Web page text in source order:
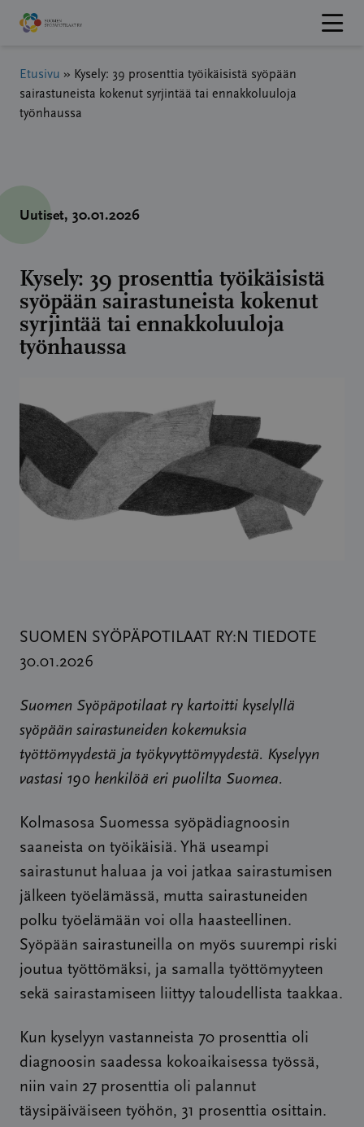
Hyppää
sisältöön
Etusivu » Kysely: 39 prosenttia työikäisistä syöpään
sairastuneista kokenut syrjintää tai ennakkoluuloja
työnhaussa
Uutiset, 30.01.2026
Kysely: 39 prosenttia työikäisistä
syöpään sairastuneista kokenut
syrjintää tai ennakkoluuloja
työnhaussa
SUOMEN SYÖPÄPOTILAAT RY:N TIEDOTE
30.01.2026
Suomen Syöpäpotilaat ry kartoitti kyselyllä
syöpään sairastuneiden kokemuksia
työttömyydestä ja työkyvyttömyydestä. Kyselyyn
vastasi 190 henkilöä eri puolilta Suomea.
Kolmasosa Suomessa syöpädiagnoosin
saaneista on työikäisiä. Yhä useampi
sairastunut haluaa ja voi jatkaa sairastumisen
jälkeen työelämässä, mutta sairastuneiden
polku työelämään voi olla haasteellinen.
Syöpään sairastuneilla on myös suurempi riski
joutua työttömäksi, ja samalla työttömyyteen
sekä sairastamiseen liittyy taloudellista taakkaa.
Kun kyselyyn vastanneista 70 prosenttia oli
diagnoosin saadessa kokoaikaisessa työssä,
niin vain 27 prosenttia oli palannut
täysipäiväiseen työhön, 31 prosenttia osittain.